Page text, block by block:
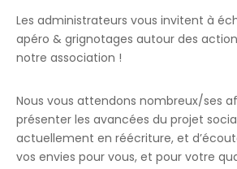
Les administrateurs vous invitent à
apéro & grignotages autour des
notre association !
Nous vous attendons nombreux/ses
présenter les avancées du projet
actuellement en réécriture, et
vos envies pour vous, et pour votre